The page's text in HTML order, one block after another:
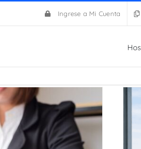
Ingrese a Mi Cuenta